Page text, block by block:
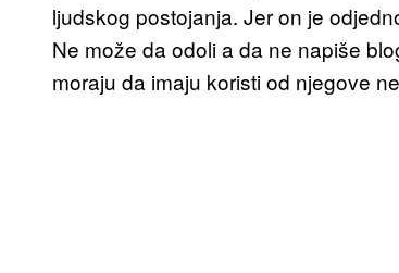
ljudskog postojanja. Jer on je
Ne može da odoli a da ne napiše
moraju da imaju koristi od njegove